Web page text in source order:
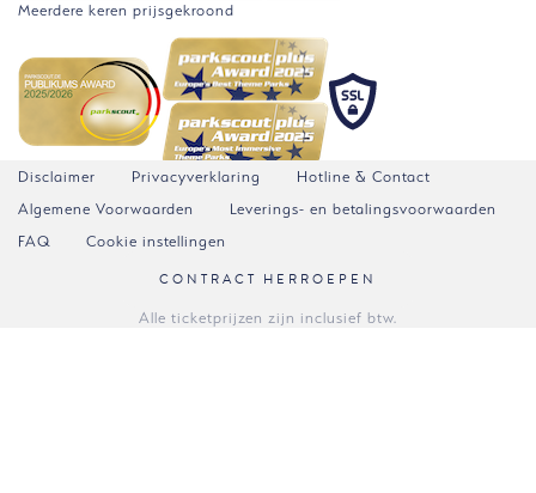
Meerdere keren prijsgekroond
Disclaimer Privacyverklaring
Hotline & Contact
Algemene Voorwaarden
Leverings- en betalingsvoorwaarden
FAQ
Cookie instellingen
CONTRACT HERROEPEN
Alle ticketprijzen zijn inclusief btw.